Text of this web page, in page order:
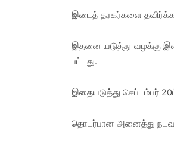
இடைத் தரகர்களை
இதனை யடுத்து வழக்கு
பட்டது.
இதையடுத்து செப்டம்பர்
தொடர்பான அனைத்து